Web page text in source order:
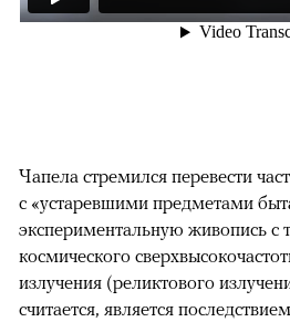
Чапела стремился перевести
с «устаревшими предметами
экспериментальную живопись с
космического
излучения (реликтового
считается, является